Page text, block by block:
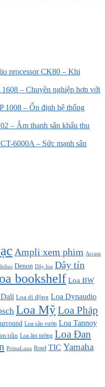
processor CK80 – Khi
– Chuyên nghiệp hơn với
1008 – Ổn định hệ thống
– Âm thanh sân khấu thu
6000A – Sức mạnh sân
Ampli xem phim Arcam
Denon Dây loa Dây tín
bookshelf Loa BW
Loa di động Loa Dynaudio
Loa MỹLoa Pháp
Loa sân vườn Loa Tannoy
trần Loa âm tường Loa Đan
PrimaLuna Rotel TIC Yamaha